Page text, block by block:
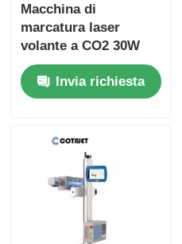
Macchina di
marcatura laser
volante a CO2 30W
40W 60W per
elettronica /
farmaceutica
Invia richiesta